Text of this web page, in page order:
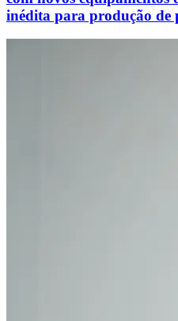
inédita para produção de